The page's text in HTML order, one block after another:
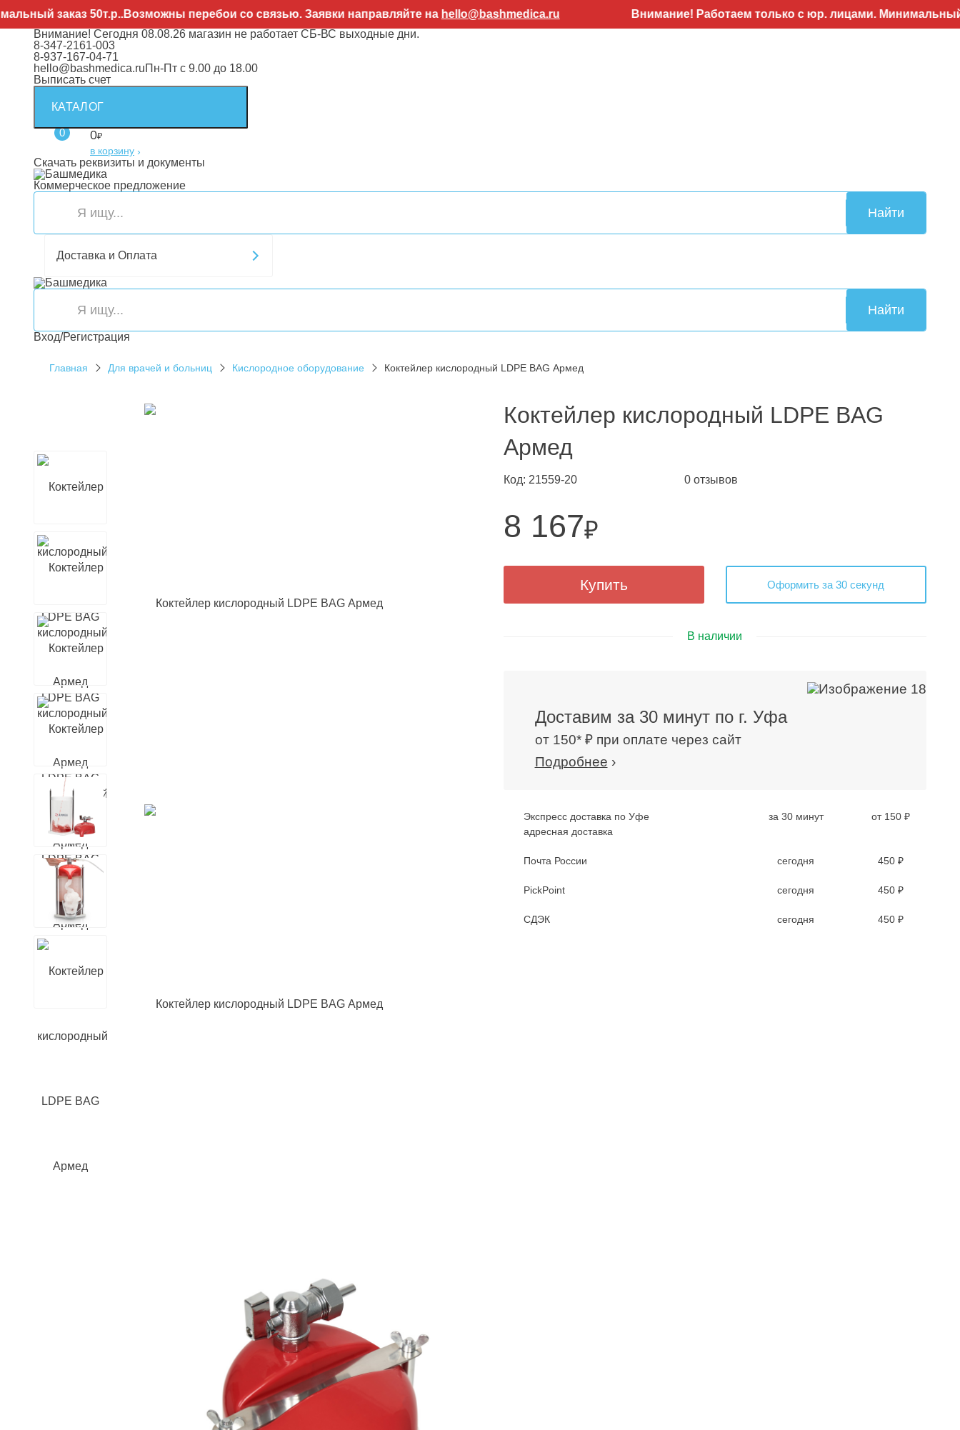
50т.р..Возможны перебои со связью. Заявки направляйте наhello@bashmedica.ru
Внимание! Работаем только с юр. лицами. Минимальный заказ
Внимание! Сегодня 08.08.26 магазин не работает СБ-ВС выходные дни.
8-347-2161-003
8-937-167-04-71
hello@bashmedica.ruПн-Пт с 9.00 до 18.00
Выписать счет
КАТАЛОГ
0 0₽
в корзину ›
Скачать реквизиты и документы
Коммерческое предложение
Найти
Доставка и Оплата
Найти
Вход/Регистрация
Главная Для врачей и больниц Кислородное оборудование Коктейлер кислородный LDPE BAG Армед
Коктейлер кислородный LDPE BAG
Армед
Код: 21559-20 0 отзывов
8 167₽
Купить Оформить за 30 секунд
В наличии
Доставим за 30 минут по г. Уфа
от 150* ₽ при оплате через сайт
Подробнее ›
Экспресс доставка по Уфе
адресная доставка
за 30 минут от 150 ₽
Почта России сегодня 450 ₽
PickPoint сегодня 450 ₽
СДЭК сегодня 450 ₽